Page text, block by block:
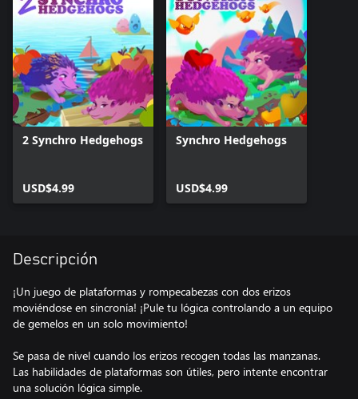
2 Synchro Hedgehogs
USD$4.99
Synchro Hedgehogs
USD$4.99
Descripción
¡Un juego de plataformas y rompecabezas con dos erizos
moviéndose en sincronía! ¡Pule tu lógica controlando a un equipo
de gemelos en un solo movimiento!
Se pasa de nivel cuando los erizos recogen todas las manzanas.
Las habilidades de plataformas son útiles, pero intente encontrar
una solución lógica simple.